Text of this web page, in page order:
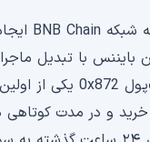
بایننس با تبدیل